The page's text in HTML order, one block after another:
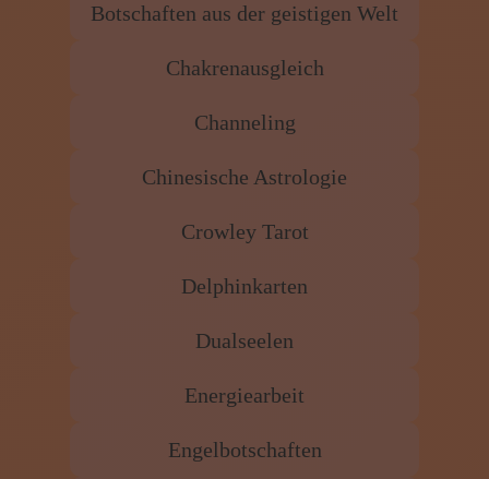
Botschaften aus der geistigen Welt
Chakrenausgleich
Channeling
Chinesische Astrologie
Crowley Tarot
Delphinkarten
Dualseelen
Energiearbeit
Engelbotschaften